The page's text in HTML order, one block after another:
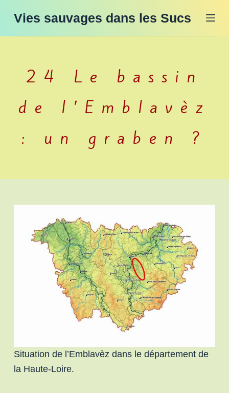
P
n
Vies sauvages dans les Sucs
24 Le bassin
de l’Emblavèz
: un graben ?
Situation de l’Emblavèz dans le département de
la Haute-Loire.